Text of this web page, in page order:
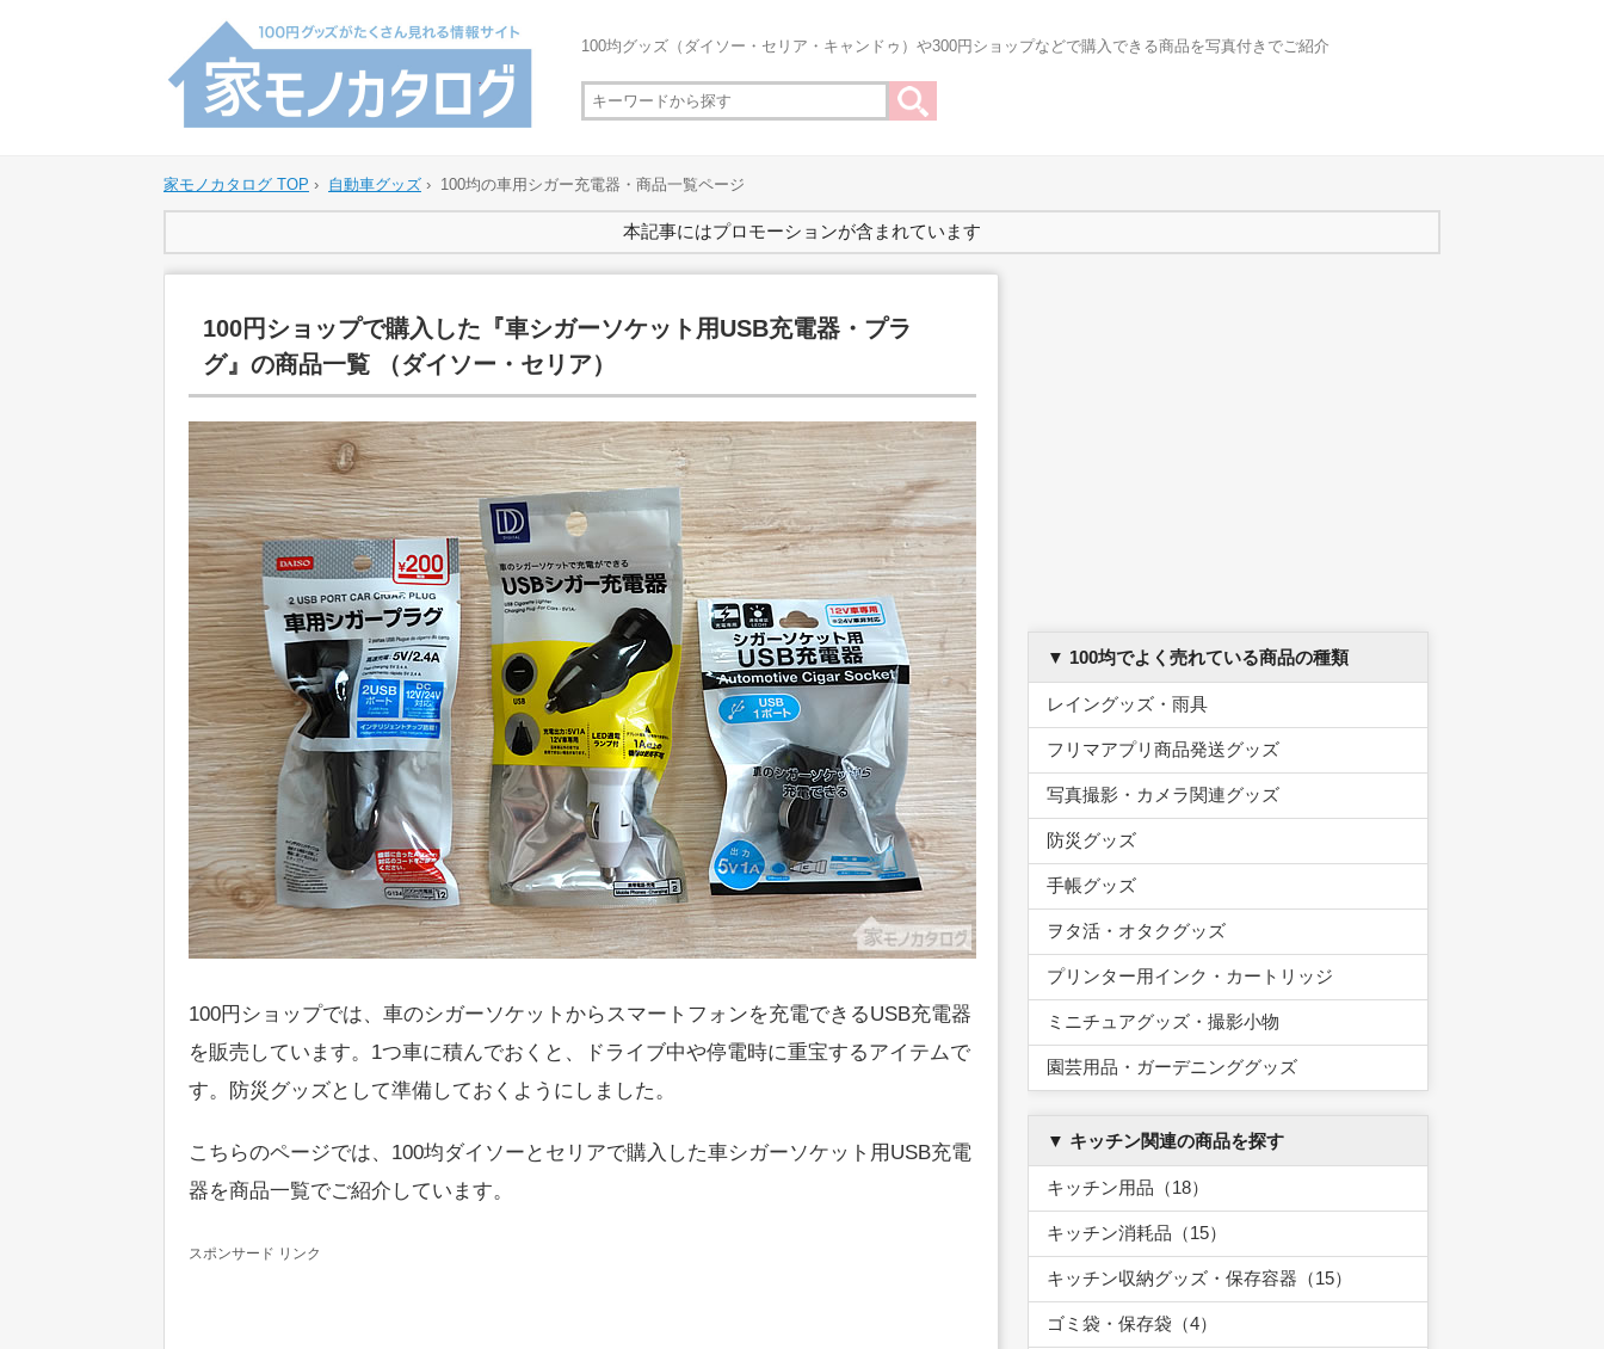
100均グッズ（ダイソー・セリア・キャンドゥ）や300円ショップなどで購入できる商品を写真付きでご紹介
家モノカタログ TOP › 自動車グッズ › 100均の車用シガー充電器・商品一覧ページ
本記事にはプロモーションが含まれています
100円ショップで購入した『車シガーソケット用USB充電器・プラ
グ』の商品一覧 （ダイソー・セリア）
100円ショップでは、車のシガーソケットからスマートフォンを充電できるUSB充電器
を販売しています。1つ車に積んでおくと、ドライブ中や停電時に重宝するアイテムで
す。防災グッズとして準備しておくようにしました。
こちらのページでは、100均ダイソーとセリアで購入した車シガーソケット用USB充電
器を商品一覧でご紹介しています。
スポンサード リンク
▼ 100均でよく売れている商品の種類
レイングッズ・雨具
フリマアプリ商品発送グッズ
写真撮影・カメラ関連グッズ
防災グッズ
手帳グッズ
ヲタ活・オタクグッズ
プリンター用インク・カートリッジ
ミニチュアグッズ・撮影小物
園芸用品・ガーデニンググッズ
▼ キッチン関連の商品を探す
キッチン用品（18）
キッチン消耗品（15）
キッチン収納グッズ・保存容器（15）
ゴミ袋・保存袋（4）